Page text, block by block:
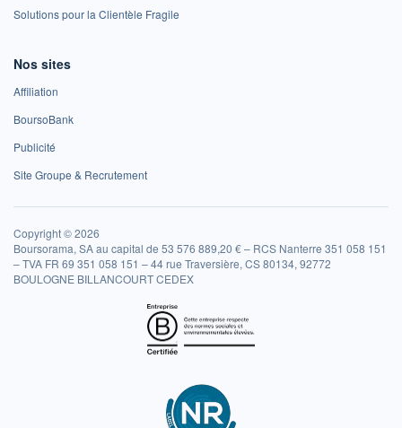
Solutions pour la Clientèle Fragile
Nos sites
Affiliation
BoursoBank
Publicité
Site Groupe & Recrutement
Copyright © 2026
Boursorama, SA au capital de 53 576 889,20 € – RCS Nanterre 351 058 151
– TVA FR 69 351 058 151 – 44 rue Traversière, CS 80134, 92772
BOULOGNE BILLANCOURT CEDEX